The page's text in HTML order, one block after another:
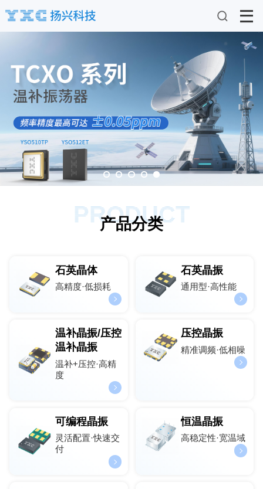
PRODUCT
产品分类
石英晶体
高精度·低损耗
石英晶振
通用型·高性能
温补晶振/压控
温补晶振
温补+压控·高精
度
压控晶振
精准调频·低相噪
可编程晶振
灵活配置·快速交
付
恒温晶振
高稳定性·宽温域